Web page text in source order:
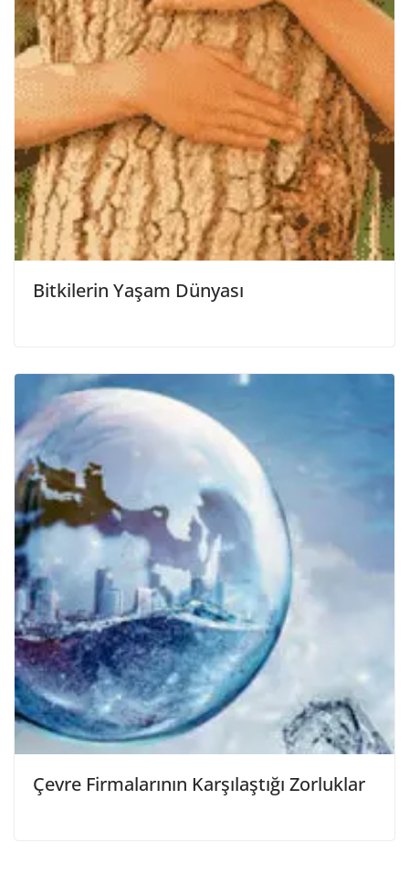
Bitkilerin Yaşam Dünyası
Çevre Firmalarının Karşılaştığı Zorluklar